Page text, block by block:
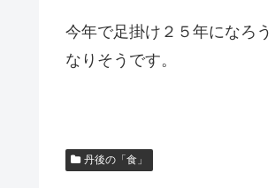
今年で足掛け２５年になろ
なりそうです。
丹後の「食」